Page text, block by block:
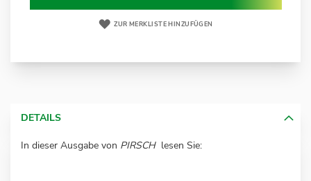
ZUR MERKLISTE HINZUFÜGEN
DETAILS
In dieser Ausgabe von PIRSCH lesen Sie: